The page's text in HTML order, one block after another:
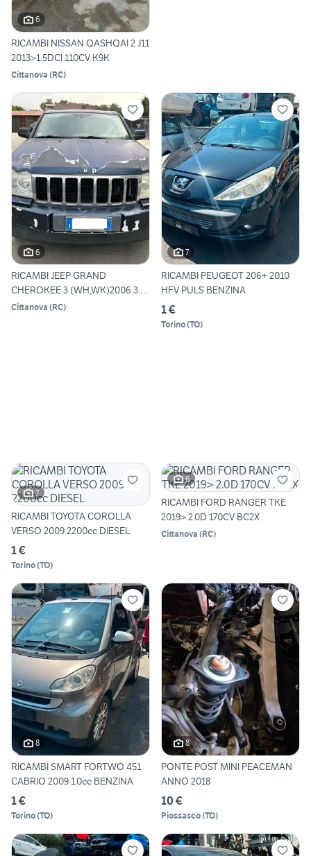
6
RICAMBI NISSAN QASHQAI 2 J11
2013>1.5DCI 110CV K9K
Cittanova (RC)
6
RICAMBI JEEP GRAND
CHEROKEE 3 (WH,WK)2006 3.0
CRD
Cittanova (RC)
7
RICAMBI PEUGEOT 206+ 2010
HFV PULS BENZINA
1 €
Torino(TO)
7
RICAMBI TOYOTA COROLLA
VERSO 2009 2200cc DIESEL
1 €
Torino(TO)
6
RICAMBI FORD RANGER TKE
2019> 2.0D 170CV BC2X
Cittanova (RC)
8
RICAMBI SMART FORTWO 451
CABRIO 2009 1.0cc BENZINA
1 €
Torino(TO)
8
PONTE POST MINI PEACEMAN
ANNO 2018
10 €
Piossasco(TO)